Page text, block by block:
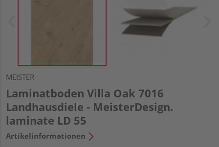
MEISTER
Laminatboden Villa Oak 7016
Landhausdiele - MeisterDesign.
laminate LD 55
Artikelinformationen